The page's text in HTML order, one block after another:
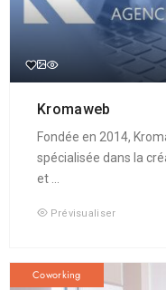
Kromaweb
Fondée en 2014,
spécialisée dans la
et ...
Prévisualiser
Coworking